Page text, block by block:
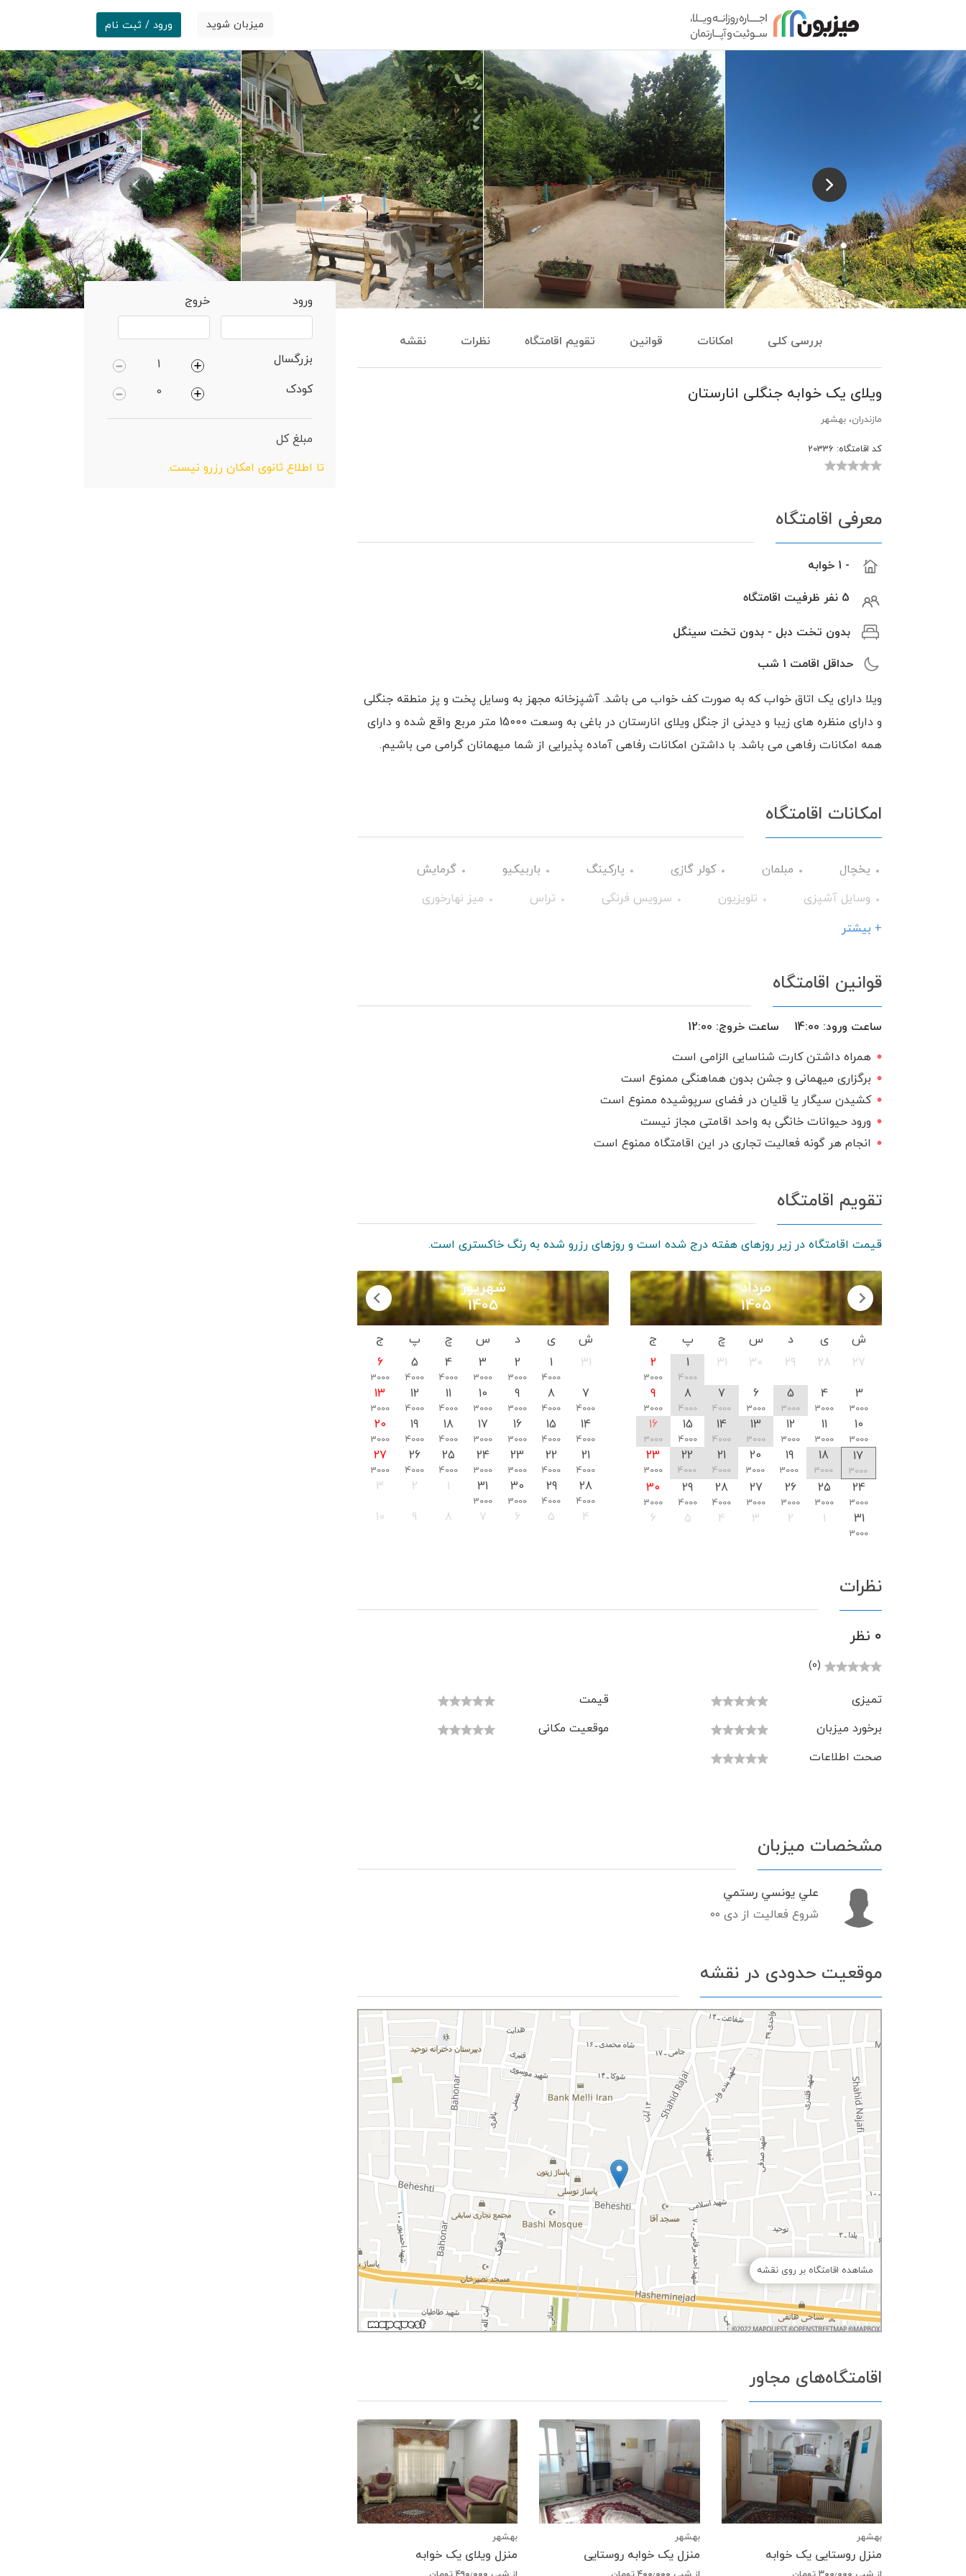
میزبان شوید ورود / ثبت نام
بررسی کلی امکانات قوانین تقویم اقامتگاه نظرات نقشه
ویلای یک خوابه جنگلی انارستان
مازندران، بهشهر
کد اقامتگاه:
معرفی اقامتگاه
- 1 خوابه
5 نفر ظرفیت اقامتگاه
بدون تخت دبل - بدون تخت سینگل
حداقل اقامت 1 شب
ویلا دارای یک اتاق خواب که به صورت کف خواب می باشد. آشپزخانه مجهز به وسایل پخت و پز منطقه جنگلی
و دارای منظره های زیبا و دیدنی از جنگل ویلای انارستان در باغی به وسعت 15000 متر مربع واقع شده و دارای
همه امکانات رفاهی می باشد. با داشتن امکانات رفاهی آماده پذیرایی از شما میهمانان گرامی می باشیم.
امکانات اقامتگاه
یخچال مبلمان کولر گازی پارکینگ باربیکیو
گرمایش
وسایل آشپزی
تلویزیون سرویس فرنگی تراس
میز نهارخوری
فضای سبز
+ بیشتر
قوانین اقامتگاه
ساعت ورود: 14:00 ساعت خروج: 12:00
همراه داشتن کارت شناسایی الزامی است
برگزاری میهمانی و جشن بدون هماهنگی ممنوع است
کشیدن سیگار یا قلیان در فضای سرپوشیده ممنوع است
ورود حیوانات خانگی به واحد اقامتی مجاز نیست
انجام هر گونه فعالیت تجاری در این اقامتگاه ممنوع است
تقویم اقامتگاه
قیمت اقامتگاه در زیر روزهای هفته درج شده است و روزهای رزرو شده به رنگ خاکستری است.
مرداد
1405
ش ی د س چ پ
ج
27
28
29
30
31
1
4000
2
3000
3
3000
4
3000
5
3000
6
3000
7
4000
8
4000
9
3000
10
3000
11
3000
12
3000
13
3000
14
4000
15
4000
16
3000
17
3000
18
3000
19
3000
20
3000
21
4000
22
4000
23
3000
24
3000
25
3000
26
3000
27
3000
28
4000
29
4000
30
3000
31
3000
1
2
3
4
5
6
شهریور
1405
ش ی د س چ پ
ج
31
1
4000
2
3000
3
3000
4
4000
5
4000
6
3000
7
4000
8
4000
9
3000
10
3000
11
4000
12
4000
13
3000
14
4000
15
4000
16
3000
17
3000
18
4000
19
4000
20
3000
21
4000
22
4000
23
3000
24
3000
25
4000
26
4000
27
3000
28
4000
29
4000
30
3000
31
3000
1
2
3
4
5
6
7
8
9
10
نظرات
0 نظر
(0)
تمیزی
برخورد میزبان
صحت اطلاعات
قیمت
موقعیت مکانی
مشخصات میزبان
علي يونسي رستمي
شروع فعالیت از دی ۰۰
موقعیت حدودی در نقشه
مشاهده اقامتگاه بر روی نقشه
اقامتگاه‌های مجاور
بهشهر
منزل روستایی یک خوابه
بهشهر
منزل یک خوابه روستایی
بهشهر
منزل ویلای یک خوابه
ورود خروج
بزرگسال
کودک
مبلغ کل
تا اطلاع ثانوی امکان رزرو نیست.